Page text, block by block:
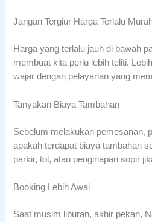
Jangan Tergiur Harga Terlalu
Harga yang terlalu jauh di bawah
membuat kita perlu lebih teliti.
wajar dengan pelayanan yang
Tanyakan Biaya Tambahan
Sebelum melakukan pemesanan,
apakah terdapat biaya tambahan
parkir, tol, atau penginapan sopir
Booking Lebih Awal
Saat musim liburan, akhir pekan,